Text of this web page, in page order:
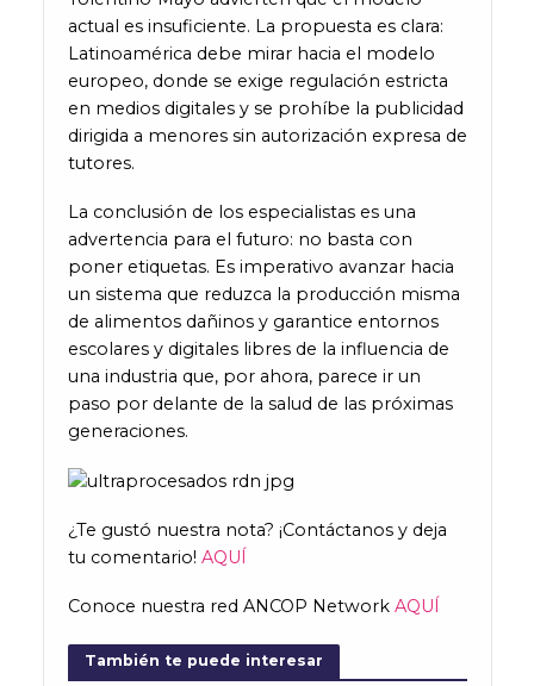
actual es insuficiente. La propuesta es clara:
Latinoamérica debe mirar hacia el modelo
europeo, donde se exige regulación estricta
en medios digitales y se prohíbe la publicidad
dirigida a menores sin autorización expresa de
tutores.
La conclusión de los especialistas es una
advertencia para el futuro: no basta con
poner etiquetas. Es imperativo avanzar hacia
un sistema que reduzca la producción misma
de alimentos dañinos y garantice entornos
escolares y digitales libres de la influencia de
una industria que, por ahora, parece ir un
paso por delante de la salud de las próximas
generaciones.
¿Te gustó nuestra nota? ¡Contáctanos y deja
tu comentario! AQUÍ
Conoce nuestra red ANCOP Network AQUÍ
También te puede interesar